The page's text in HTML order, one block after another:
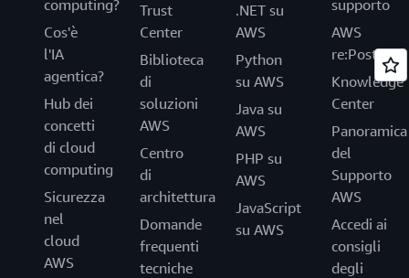
computing?
Cos'è
l'IA
agentica?
Hub dei
concetti
di cloud
computing
Sicurezza
nel
cloud
AWS
Trust
Center
Biblioteca
di
soluzioni
AWS
Centro
di
architettura
Domande
frequenti
tecniche
.NET su
AWS
Python
su AWS
Java su
AWS
PHP su
AWS
JavaScript
su AWS
supporto
AWS
re:Post
Knowledge
Center
Panoramica
del
Supporto
AWS
Accedi ai
consigli
degli